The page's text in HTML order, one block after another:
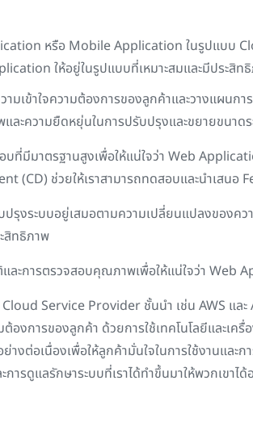
หรือ Mobile Application ในรูปแบบ
ให้อยู่ในรูปแบบที่เหมาะสมและมีประสิ
มเข้าใจความต้องการของลูกค้าและวางแผนก
และความยืดหยุ่นในการปรับปรุงและขยายขนาด
ที่มีมาตรฐานสูงเพื่อให้แน่ใจว่า Web
(CD) ช่วยให้เราสามารถทดสอบและนำเสนอ
รุงระบบอยู่เสมอตามความเปลี่ยนแปลงของคว
สิทธิภาพ
ะการตรวจสอบคุณภาพเพื่อให้แน่ใจว่า Web
Cloud Service Provider ชั้นนำ เช่น AWS และ
องการของลูกค้า ด้วยการใช้เทคโนโลยีและเ
ต่อเนื่องเพื่อให้ลูกค้ามั่นใจในการใช้งานและ
ดูแลรักษาระบบที่เราได้ทำขึ้นมาให้พวกเขาไ